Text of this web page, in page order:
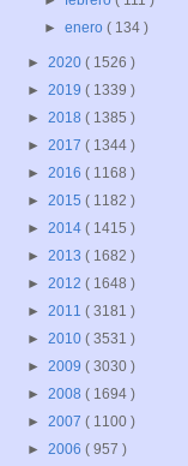
►enero( 134 )
► 2020 ( 1526 )
► 2019 ( 1339 )
► 2018 ( 1385 )
► 2017 ( 1344 )
► 2016 ( 1168 )
► 2015 ( 1182 )
► 2014 ( 1415 )
► 2013 ( 1682 )
► 2012 ( 1648 )
► 2011 ( 3181 )
► 2010 ( 3531 )
► 2009 ( 3030 )
► 2008 ( 1694 )
► 2007 ( 1100 )
► 2006 ( 957 )